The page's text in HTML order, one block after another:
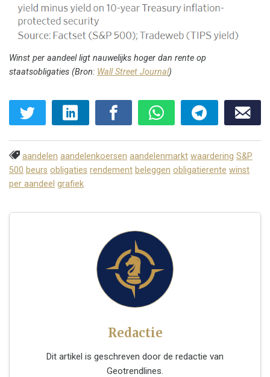
Winst per aandeel ligt nauwelijks hoger dan rente op
staatsobligaties (Bron: Wall Street Journal)
aandelen aandelenkoersen aandelenmarkt waardering S&P
500 beurs obligaties rendement beleggen obligatierente winst
per aandeel grafiek
Redactie
Dit artikel is geschreven door de redactie van
Geotrendlines.